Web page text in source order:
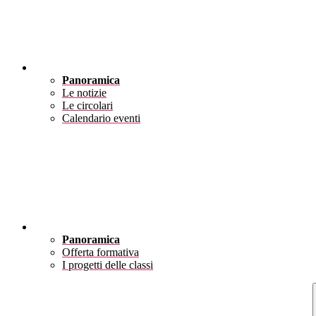
Panoramica
Le notizie
Le circolari
Calendario eventi
Panoramica
Offerta formativa
I progetti delle classi